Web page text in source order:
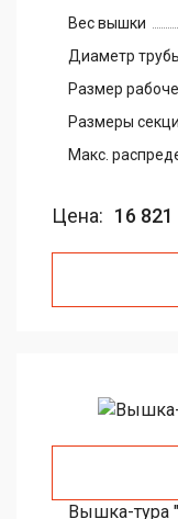
Вес вышки
Диаметр
Размер
Размеры
Макс.
Цена: 16 821
Вышка-тура